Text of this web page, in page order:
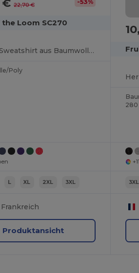
€ 22,70 € -53%
Loom SC270
Herren-Sweatshirt aus Baumwolle mit Kapuze
Poly
L XL 2XL 3XL
Frankreich
Produktansicht
280
3XL